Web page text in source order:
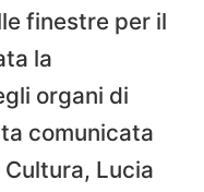
finestre per il
la
organi di
comunicata
Lucia